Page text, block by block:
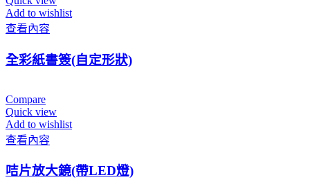
Add to wishlist
查看內容
全彩紙書簽(自定形狀)
Compare
Quick view
Add to wishlist
查看內容
咭片放大鏡(帶LED燈)